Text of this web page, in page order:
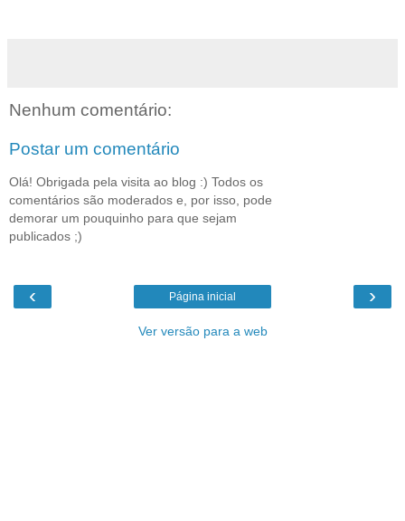
Nenhum comentário:
Postar um comentário
Olá! Obrigada pela visita ao blog :) Todos os
comentários são moderados e, por isso, pode
demorar um pouquinho para que sejam
publicados ;)
‹ ›
Página inicial
Ver versão para a web